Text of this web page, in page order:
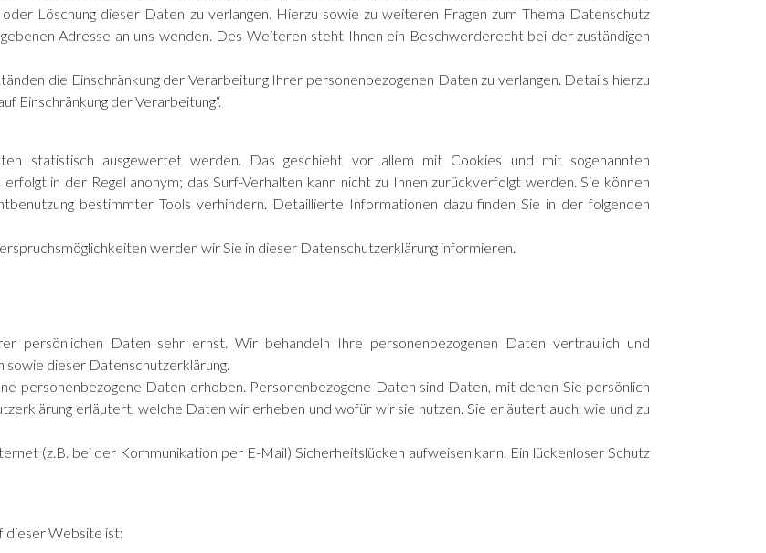
Löschung dieser Daten zu verlangen. Hierzu sowie zu weiteren Fragen zum Thema Datenschutz
Adresse an uns wenden. Des Weiteren steht Ihnen ein Beschwerderecht bei der zuständigen
die Einschränkung der Verarbeitung Ihrer personenbezogenen Daten zu verlangen. Details hierzu
Einschränkung der Verarbeitung“.
statistisch ausgewertet werden. Das geschieht vor allem mit Cookies und mit sogenannten
in der Regel anonym; das Surf-Verhalten kann nicht zu Ihnen zurückverfolgt werden. Sie können
bestimmter Tools verhindern. Detaillierte Informationen dazu finden Sie in der folgenden
werden wir Sie in dieser Datenschutzerklärung informieren.
persönlichen Daten sehr ernst. Wir behandeln Ihre personenbezogenen Daten vertraulich und
dieser Datenschutzerklärung.
personenbezogene Daten erhoben. Personenbezogene Daten sind Daten, mit denen Sie persönlich
erläutert, welche Daten wir erheben und wofür wir sie nutzen. Sie erläutert auch, wie und zu
(z.B. bei der Kommunikation per E-Mail) Sicherheitslücken aufweisen kann. Ein lückenloser Schutz
dieser Website ist: